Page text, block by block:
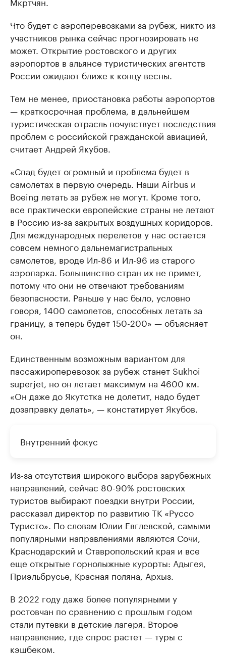
Что будет с аэроперевозками за рубеж, никто из
участников рынка сейчас прогнозировать не
может. Открытие ростовского и других
аэропортов в альянсе туристических агентств
России ожидают ближе к концу весны.
Тем не менее, приостановка работы аэропортов
— краткосрочная проблема, в дальнейшем
туристическая отрасль почувствует последствия
проблем с российской гражданской авиацией,
считает Андрей Якубов.
«Спад будет огромный и проблема будет в
самолетах в первую очередь. Наши Airbus и
Boeing летать за рубеж не могут. Кроме того,
все практически европейские страны не летают
в Россию из-за закрытых воздушных коридоров.
Для международных перелетов у нас остается
совсем немного дальнемагистральных
самолетов, вроде Ил-86 и Ил-96 из старого
аэропарка. Большинство стран их не примет,
потому что они не отвечают требованиям
безопасности. Раньше у нас было, условно
говоря, 1400 самолетов, способных летать за
границу, а теперь будет 150-200» — объясняет
он.
Единственным возможным вариантом для
пассажироперевозок за рубеж станет Sukhoi
superjet, но он летает максимум на 4600 км.
«Он даже до Якутстка не долетит, надо будет
дозаправку делать», — констатирует Якубов.
Внутренний фокус
Из-за отсутствия широкого выбора зарубежных
направлений, сейчас 80-90% ростовских
туристов выбирают поездки внутри России,
рассказал директор по развитию ТК «Руссо
Туристо». По словам Юлии Евглевской, самыми
популярными направлениями являются Сочи,
Краснодарский и Ставропольский края и все
еще открытые горнолыжные курорты: Адыгея,
Приэльбрусье, Красная поляна, Архыз.
В 2022 году даже более популярными у
ростовчан по сравнению с прошлым годом
стали путевки в детские лагеря. Второе
направление, где спрос растет — туры с
кэшбеком.